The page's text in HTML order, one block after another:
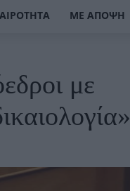
ΜΕ ΆΠΟΨΗ
με